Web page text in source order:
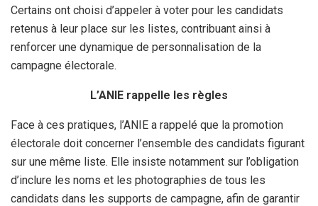
Certains ont choisi d’appeler à voter pour les candidats
retenus à leur place sur les listes, contribuant ainsi à
renforcer une dynamique de personnalisation de la
campagne électorale.
L’ANIE rappelle les règles
Face à ces pratiques, l’ANIE a rappelé que la promotion
électorale doit concerner l’ensemble des candidats figurant
sur une même liste. Elle insiste notamment sur l’obligation
d’inclure les noms et les photographies de tous les
candidats dans les supports de campagne, afin de garantir